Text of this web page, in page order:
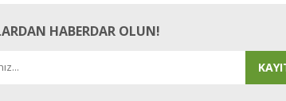
HABERDAR OLUN!